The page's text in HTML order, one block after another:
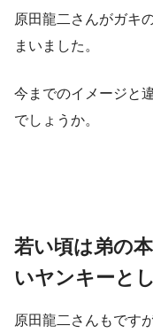
原田龍二さんがガキ
まいました。
今までのイメージと
でしょうか。
若い頃は弟の
いヤンキーと
原田龍二さんもです